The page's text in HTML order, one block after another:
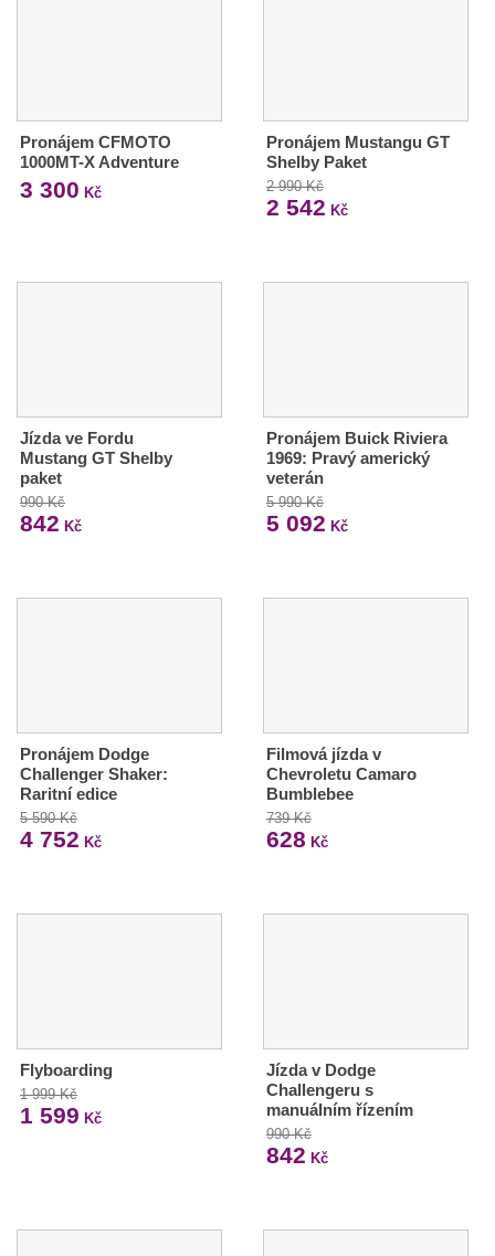
Pronájem CFMOTO
1000MT-X Adventure
3 300 Kč
Pronájem Mustangu GT
Shelby Paket
2 990 Kč
2 542 Kč
Jízda ve Fordu
Mustang GT Shelby
paket
990 Kč
842 Kč
Pronájem Buick Riviera
1969: Pravý americký
veterán
5 990 Kč
5 092 Kč
Pronájem Dodge
Challenger Shaker:
Raritní edice
5 590 Kč
4 752 Kč
Filmová jízda v
Chevroletu Camaro
Bumblebee
739 Kč
628 Kč
Flyboarding
1 999 Kč
1 599 Kč
Jízda v Dodge
Challengeru s
manuálním řízením
990 Kč
842 Kč